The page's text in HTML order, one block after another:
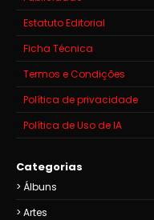
Estatuto Editorial
Ficha Técnica
Termos e Condições
Política de privacidade
Política de Uso de IA
Categorias
Álbuns
Artes